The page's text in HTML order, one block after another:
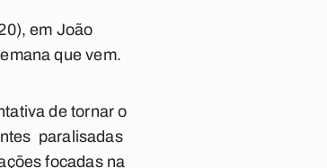
em João
que vem.
de tornar o
paralisadas
focadas na